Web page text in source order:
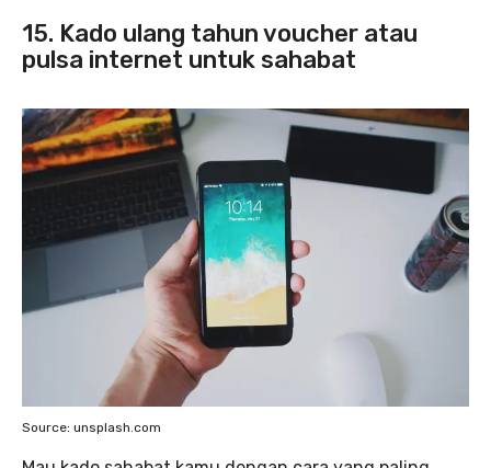
15. Kado ulang tahun voucher atau
pulsa internet untuk sahabat
Source: unsplash.com